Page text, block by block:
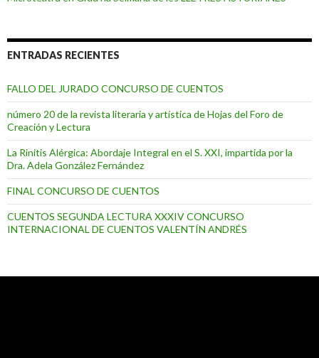
ENTRADAS RECIENTES
FALLO DEL JURADO CONCURSO DE CUENTOS
número 20 de la revista literaria y artística de Hojas del Foro de
Creación y Lectura
La Rinitis Alérgica: Abordaje Integral en el S. XXI, impartida por la
Dra. Adela González Fernández
FINAL CONCURSO DE CUENTOS
CUENTOS SEGUNDA LECTURA XXXIV CONCURSO
INTERNACIONAL DE CUENTOS VALENTÍN ANDRÉS